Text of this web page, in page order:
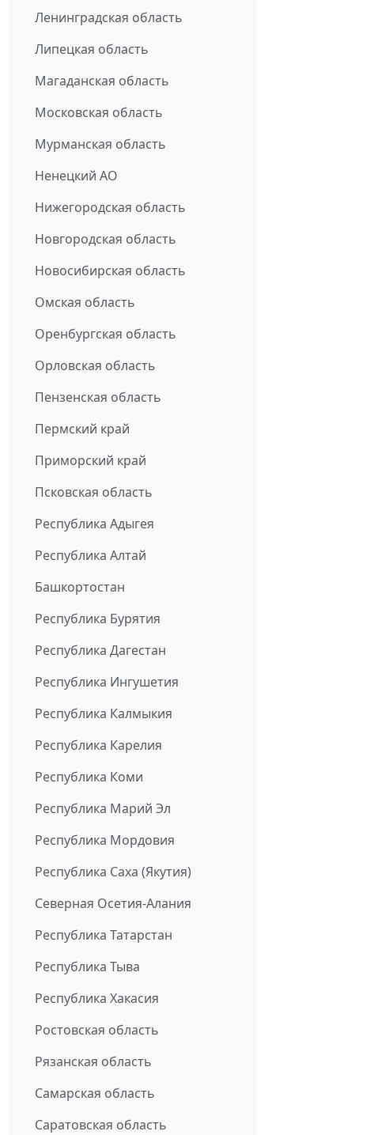
Ленинградская область
Липецкая область
Магаданская область
Московская область
Мурманская область
Ненецкий АО
Нижегородская область
Новгородская область
Новосибирская область
Омская область
Оренбургская область
Орловская область
Пензенская область
Пермский край
Приморский край
Псковская область
Республика Адыгея
Республика Алтай
Башкортостан
Республика Бурятия
Республика Дагестан
Республика Ингушетия
Республика Калмыкия
Республика Карелия
Республика Коми
Республика Марий Эл
Республика Мордовия
Республика Саха (Якутия)
Северная Осетия-Алания
Республика Татарстан
Республика Тыва
Республика Хакасия
Ростовская область
Рязанская область
Самарская область
Саратовская область